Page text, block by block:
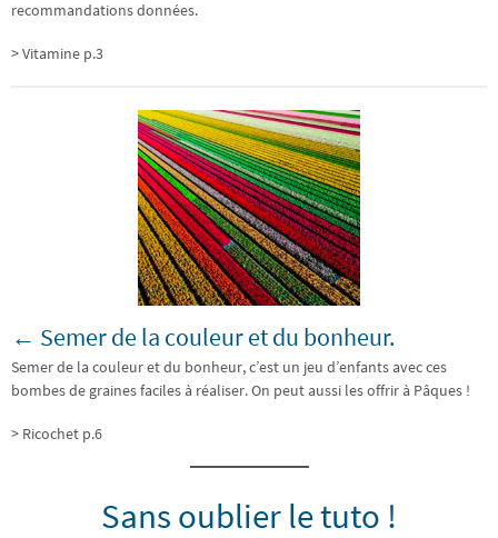
recommandations données.
> Vitamine p.3
← Semer de la couleur et du bonheur.
Semer de la couleur et du bonheur, c’est un jeu d’enfants avec ces
bombes de graines faciles à réaliser. On peut aussi les offrir à Pâques !
> Ricochet p.6
Sans oublier le tuto !